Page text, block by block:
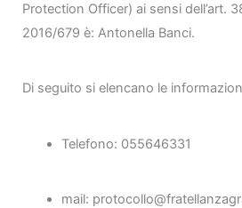
Protection Officer) ai sensi dell’art.
2016/679 è: Antonella Banci.
Di seguito si elencano le
Telefono: 055646331
mail: